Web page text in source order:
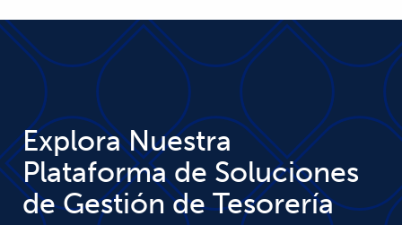
Explora Nuestra
Plataforma de Soluciones
de Gestión de Tesorería